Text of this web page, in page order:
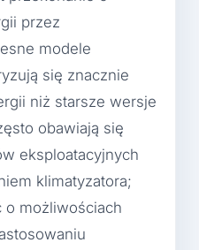
przez
modele
się znacznie
niż starsze wersje
obawiają się
eksploatacyjnych
klimatyzatora;
o możliwościach